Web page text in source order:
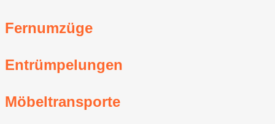
Fernumzüge
Entrümpelungen
Möbeltransporte